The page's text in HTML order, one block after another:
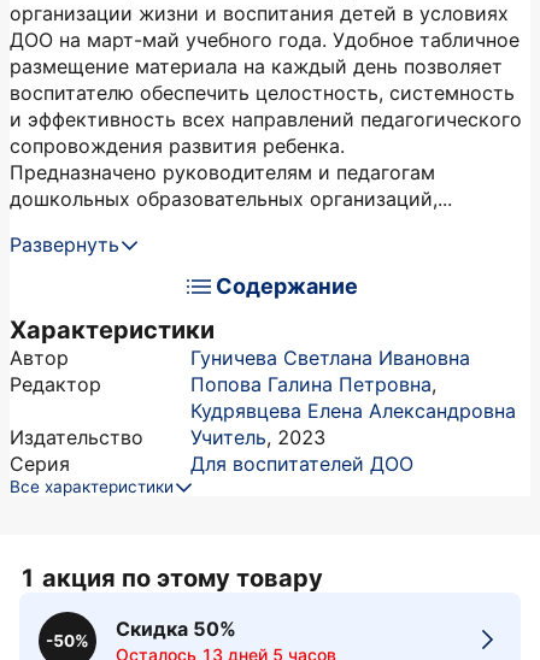
организации жизни и воспитания детей в условиях
ДОО на март-май учебного года. Удобное табличное
размещение материала на каждый день позволяет
воспитателю обеспечить целостность, системность
и эффективность всех направлений педагогического
сопровождения развития ребенка.
Предназначено руководителям и педагогам
дошкольных образовательных организаций,...
Развернуть
Содержание
Характеристики
Автор
Гуничева Светлана Ивановна
Редактор
Попова Галина Петровна,
Кудрявцева Елена Александровна
Издательство
Учитель, 2023
Серия
Для воспитателей ДОО
Все характеристики
1 акция по этому товару
-50%
Скидка 50%
Осталось 13 дней 5 часов